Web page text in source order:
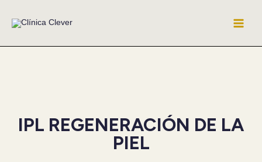
contenido
IPL REGENERACIÓN DE LA
PIEL